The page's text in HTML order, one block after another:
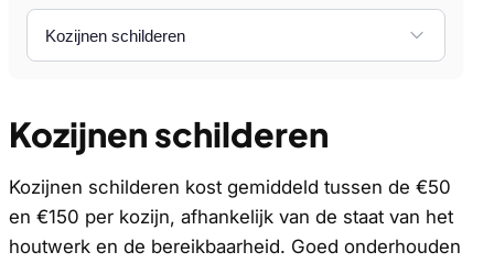
Kozijnen schilderen
Kozijnen schilderen kost gemiddeld tussen de €50
en €150 per kozijn, afhankelijk van de staat van het
houtwerk en de bereikbaarheid. Goed onderhouden